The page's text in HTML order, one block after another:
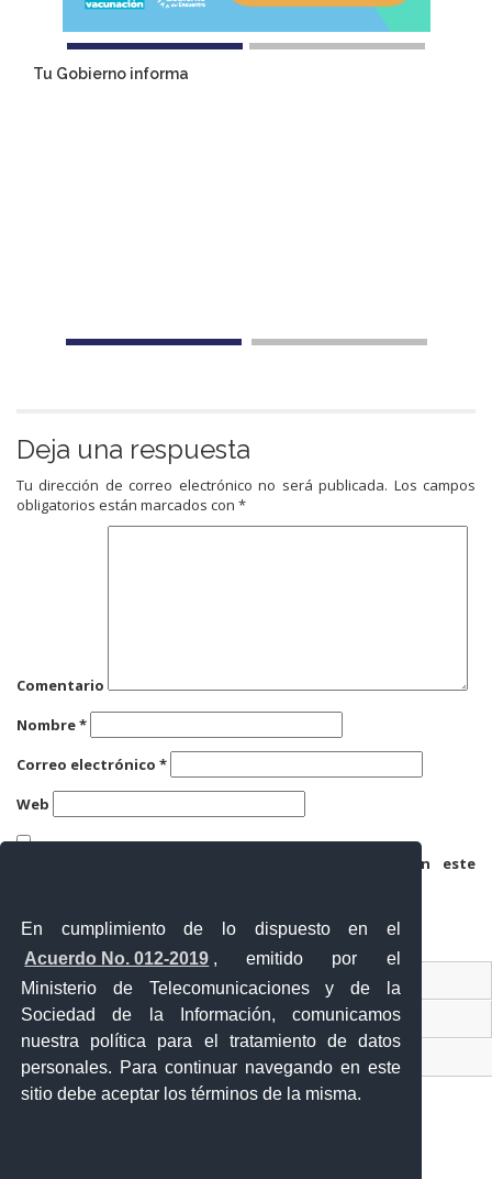
En cumplimiento de lo dispuesto en el
Acuerdo No. 012-2019 , emitido por el
Ministerio de Telecomunicaciones y de la
Sociedad de la Información, comunicamos
nuestra política para el tratamiento de datos
personales. Para continuar navegando en este
sitio debe aceptar los términos de la misma.
Tu Gobierno informa
Deja una respuesta
Tu dirección de correo electrónico no será publicada. Los campos
obligatorios están marcados con *
Comentario
Nombre*
Correo electrónico *
Web
Guarda mi nombre, correo electrónico y web en este
Contacto Ciudadano
Ventanilla Única de Comercio Exterior
Sistema Nacional de Información (SNI)